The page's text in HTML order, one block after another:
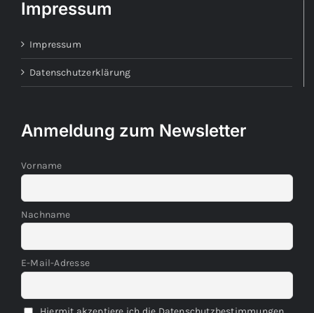
Impressum
Impressum
Datenschutzerklärung
Anmeldung zum Newsletter
Vorname
Nachname
E-Mail-Adresse